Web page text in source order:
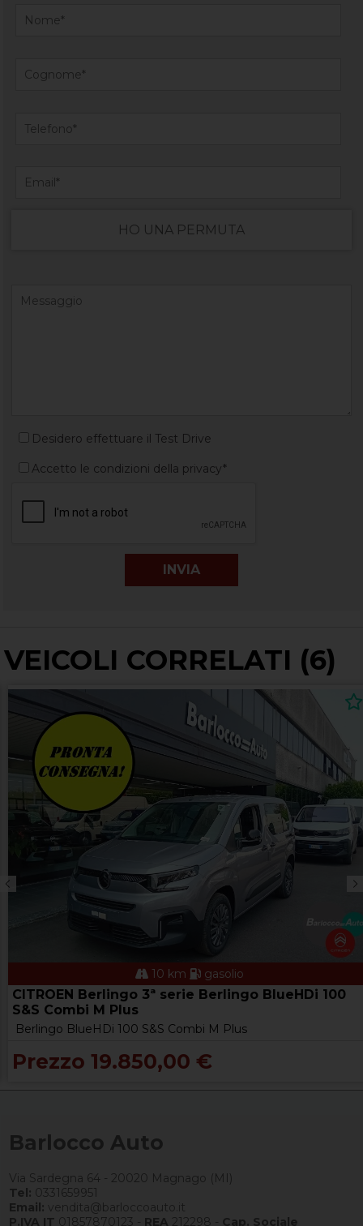
HO UNA PERMUTA
Desidero effettuare il Test Drive
Accetto le condizioni della privacy*
VEICOLI CORRELATI (6)
10 km gasolio
CITROEN Berlingo 3ª serie Berlingo BlueHDi 100
S&S Combi M Plus
Berlingo BlueHDi 100 S&S Combi M Plus
Prezzo 19.850,00 €
Barlocco Auto
Via Sardegna 64 - 20020 Magnago (MI)
Tel: 0331659951
Email: vendita@barloccoauto.it
P.IVA IT 01857870123 - REA 212298 - Cap. Sociale